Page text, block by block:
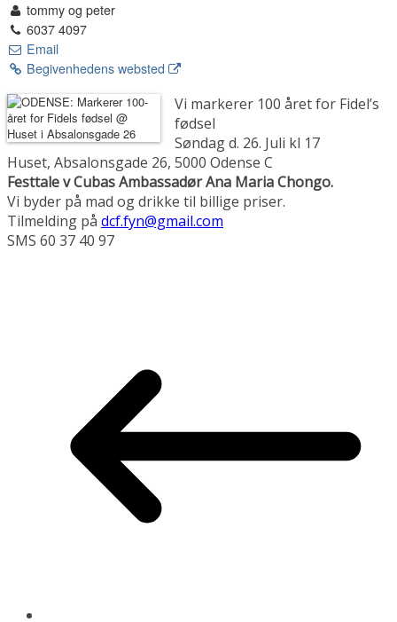
tommy og peter
6037 4097
Email
Begivenhedens websted
Vi markerer 100 året for Fidel’s
fødsel
Søndag d. 26. Juli kl 17
Huset, Absalonsgade 26, 5000 Odense C
Festtale v Cubas Ambassadør Ana Maria Chongo.
Vi byder på mad og drikke til billige priser.
Tilmelding på dcf.fyn@gmail.com
SMS 60 37 40 97